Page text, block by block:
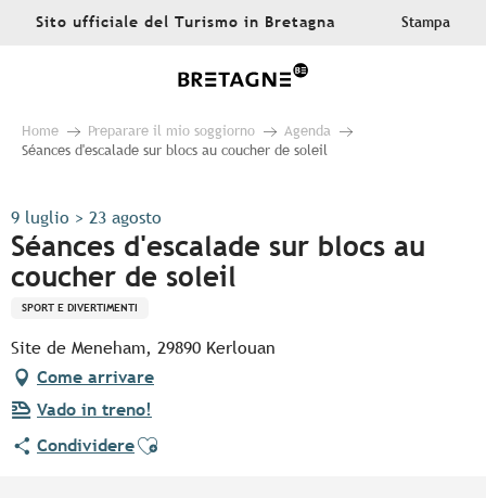
AllerSito ufficiale del Turismo in Bretagna Stampa
Home Preparare il mio soggiorno
Agenda
Séances d'escalade sur blocs au coucher de soleil
9 luglio > 23 agosto
Séances d'escalade sur blocs au
coucher de soleil
SPORT E DIVERTIMENTI
Site de Meneham, 29890 Kerlouan
Come arrivare
Vado in treno!
CondividereAjouter aux favoris